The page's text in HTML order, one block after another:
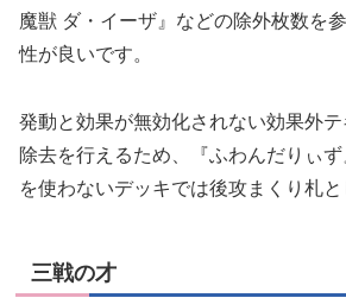
魔獣 ダ・イーザ』などの除外枚数を
性が良いです。
発動と効果が無効化されない効果外
除去を行えるため、『ふわんだりぃ
を使わないデッキでは後攻まくり札と
三戦の才